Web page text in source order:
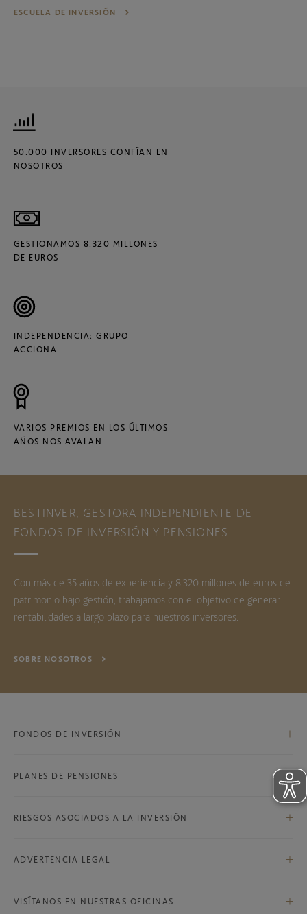
ESCUELA DE INVERSIÓN
50.000 INVERSORES CONFÍAN EN
NOSOTROS
GESTIONAMOS 8.320 MILLONES
DE EUROS
INDEPENDENCIA: GRUPO
ACCIONA
VARIOS PREMIOS EN LOS ÚLTIMOS
AÑOS NOS AVALAN
BESTINVER, GESTORA INDEPENDIENTE DE
FONDOS DE INVERSIÓN Y PENSIONES
Con más de 35 años de experiencia y 8.320 millones de euros de
patrimonio bajo gestión, trabajamos con el objetivo de generar
rentabilidades a largo plazo para nuestros inversores.
SOBRE NOSOTROS
FONDOS DE INVERSIÓN
Bestinver Internacional, F.I.
Bestinver Grandes Compañías, F.I.
PLANES DE PENSIONES
Bestinver Plan Norteamérica, F.P.
RIESGOS ASOCIADOS A LA INVERSIÓN
ADVERTENCIA LEGAL
VISÍTANOS EN NUESTRAS OFICINAS